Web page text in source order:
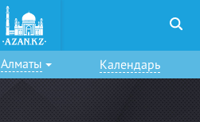
Алматы Календарь